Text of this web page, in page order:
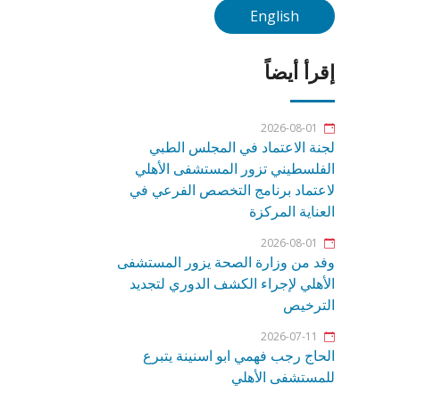
English
إقرأ أيضاً
لجنة الاعتماد في المجلس الطبي
الفلسطيني تزور المستشفى الأهلي
لاعتماد برنامج التخصص الفرعي في
العناية المركزة
وفد من وزارة الصحة يزور المستشفى
الأهلي لإجراء الكشف الدوري لتجديد
الترخيص
الحاج رجب فهمي ابو اسنينة يتبرع
للمستشفى الأهلي